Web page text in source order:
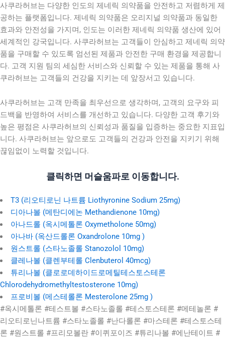
사쿠라허브는 다양한 인도의 제네릭 의약품을 안전하고 저렴하게 제
공하는 플랫폼입니다. 제네릭 의약품은 오리지널 의약품과 동일한
효과와 안전성을 가지며, 인도는 이러한 제네릭 의약품 생산에 있어
세계적인 강국입니다. 사쿠라허브는 고객들이 안심하고 제네릭 의약
품을 구매할 수 있도록 엄선된 제품과 안전한 구매 환경을 제공합니
다. 고객 지원 팀의 세심한 서비스와 신뢰할 수 있는 제품을 통해 사
쿠라허브는 고객들의 건강을 지키는 데 앞장서고 있습니다.
사쿠라허브는 고객 만족을 최우선으로 생각하며, 고객의 요구와 피
드백을 반영하여 서비스를 개선하고 있습니다. 다양한 고객 후기와
높은 평점은 사쿠라허브의 신뢰성과 품질을 입증하는 중요한 지표입
니다. 사쿠라허브는 앞으로도 고객들의 건강과 안전을 지키기 위해
끊임없이 노력할 것입니다.
클릭하면 머슬움파로 이동합니다.
T3 (리오티로닌 나트륨 Liothyronine Sodium 25mg)
디아나볼 (메탄디에논 Methandienone 10mg)
아나드롤 (옥시메톨론 Oxymetholone 50mg)
아나바 (옥산드롤론 Oxandrolone 10mg )
원스트롤 (스타노졸롤 Stanozolol 10mg)
클레나볼 (클렌부테롤 Clenbuterol 40mcg)
튜리나볼 (클로로데하이드로메틸테스토스테론
Chlorodehydromethyltestosterone 10mg)
프로비볼 (메스테롤론 Mesterolone 25mg )
#옥시메톨론 #테스트볼 #스타노졸롤 #테스토스테론 #메테놀론 #
리오티로닌나트륨 #스타노졸롤 #난다롤론 #마스테론 #테스토스테
론 #원스트롤 #프리모볼란 #이퀴포이즈 #튜리나볼 #에난테이트 #